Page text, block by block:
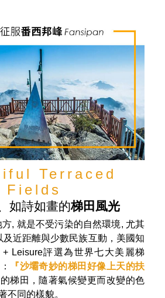
Sun Plaza Sapa Station由世界
乘坐芒華登山列車，沿途兩公里
峰的旅程變得非常富有
，則需改安排接駁巴士至纜車
Terraced
Fields
如詩如畫的